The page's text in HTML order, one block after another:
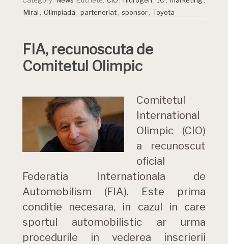
Mirai
Olimpiada parteneriat sponsor Toyota
FIA, recunoscuta de
Comitetul Olimpic
Comitetul
International
Olimpic (CIO)
a recunoscut
oficial
Federatia Internationala de
Automobilism (FIA). Este prima
conditie necesara, in cazul in care
sportul automobilistic ar urma
procedurile in vederea inscrierii